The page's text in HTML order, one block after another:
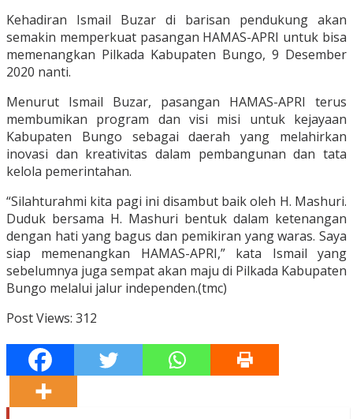
Kehadiran Ismail Buzar di barisan pendukung akan
semakin memperkuat pasangan HAMAS-APRI untuk bisa
memenangkan Pilkada Kabupaten Bungo, 9 Desember
2020 nanti.
Menurut Ismail Buzar, pasangan HAMAS-APRI terus
membumikan program dan visi misi untuk kejayaan
Kabupaten Bungo sebagai daerah yang melahirkan
inovasi dan kreativitas dalam pembangunan dan tata
kelola pemerintahan.
“Silahturahmi kita pagi ini disambut baik oleh H. Mashuri.
Duduk bersama H. Mashuri bentuk dalam ketenangan
dengan hati yang bagus dan pemikiran yang waras. Saya
siap memenangkan HAMAS-APRI,” kata Ismail yang
sebelumnya juga sempat akan maju di Pilkada Kabupaten
Bungo melalui jalur independen.(tmc)
Post Views: 312